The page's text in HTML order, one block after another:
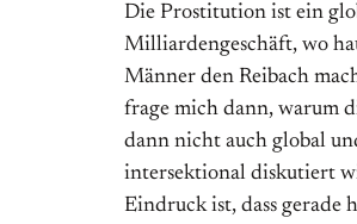
Die Prostitution ist ein
Milliardengeschäft, wo
Männer den Reibach
frage mich dann, warum
dann nicht auch global
intersektional diskutiert
Eindruck ist, dass gerade